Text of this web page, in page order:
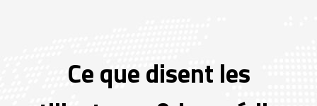
Ce que disent les